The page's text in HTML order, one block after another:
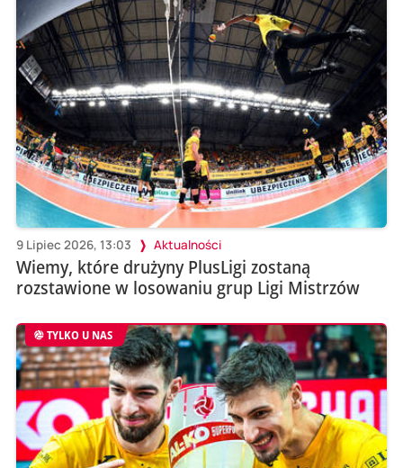
9 Lipiec 2026, 13:03 Aktualności
Wiemy, które drużyny PlusLigi zostaną
rozstawione w losowaniu grup Ligi Mistrzów
TYLKO U NAS